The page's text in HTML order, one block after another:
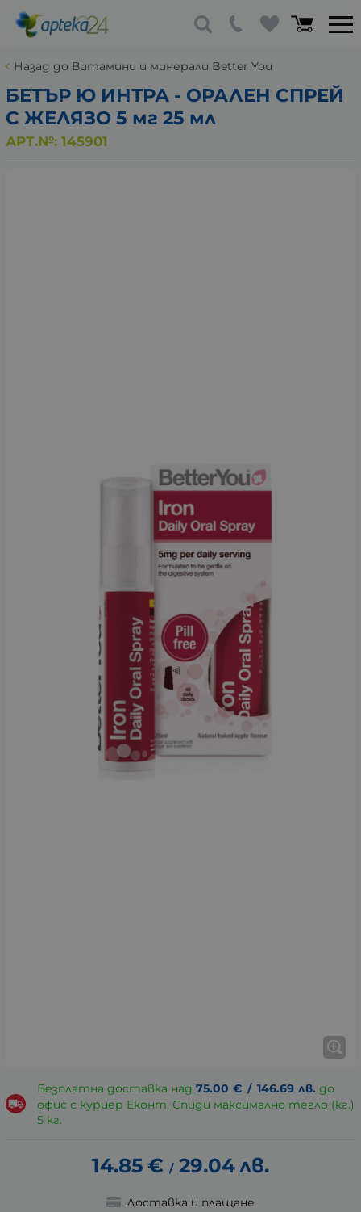
Назад до Витамини и минерали Better You
БЕТЪР Ю ИНТРА - ОРАЛЕН СПРЕЙ
С ЖЕЛЯЗО 5 мг 25 мл
АРТ.№: 145901
Безплатна доставка над 75.00 € / 146.69 лв. до
офис с куриер Еконт, Спиди максимално тегло (кг.)
5 кг.
14.85 € / 29.04лв.
Доставка и плащане